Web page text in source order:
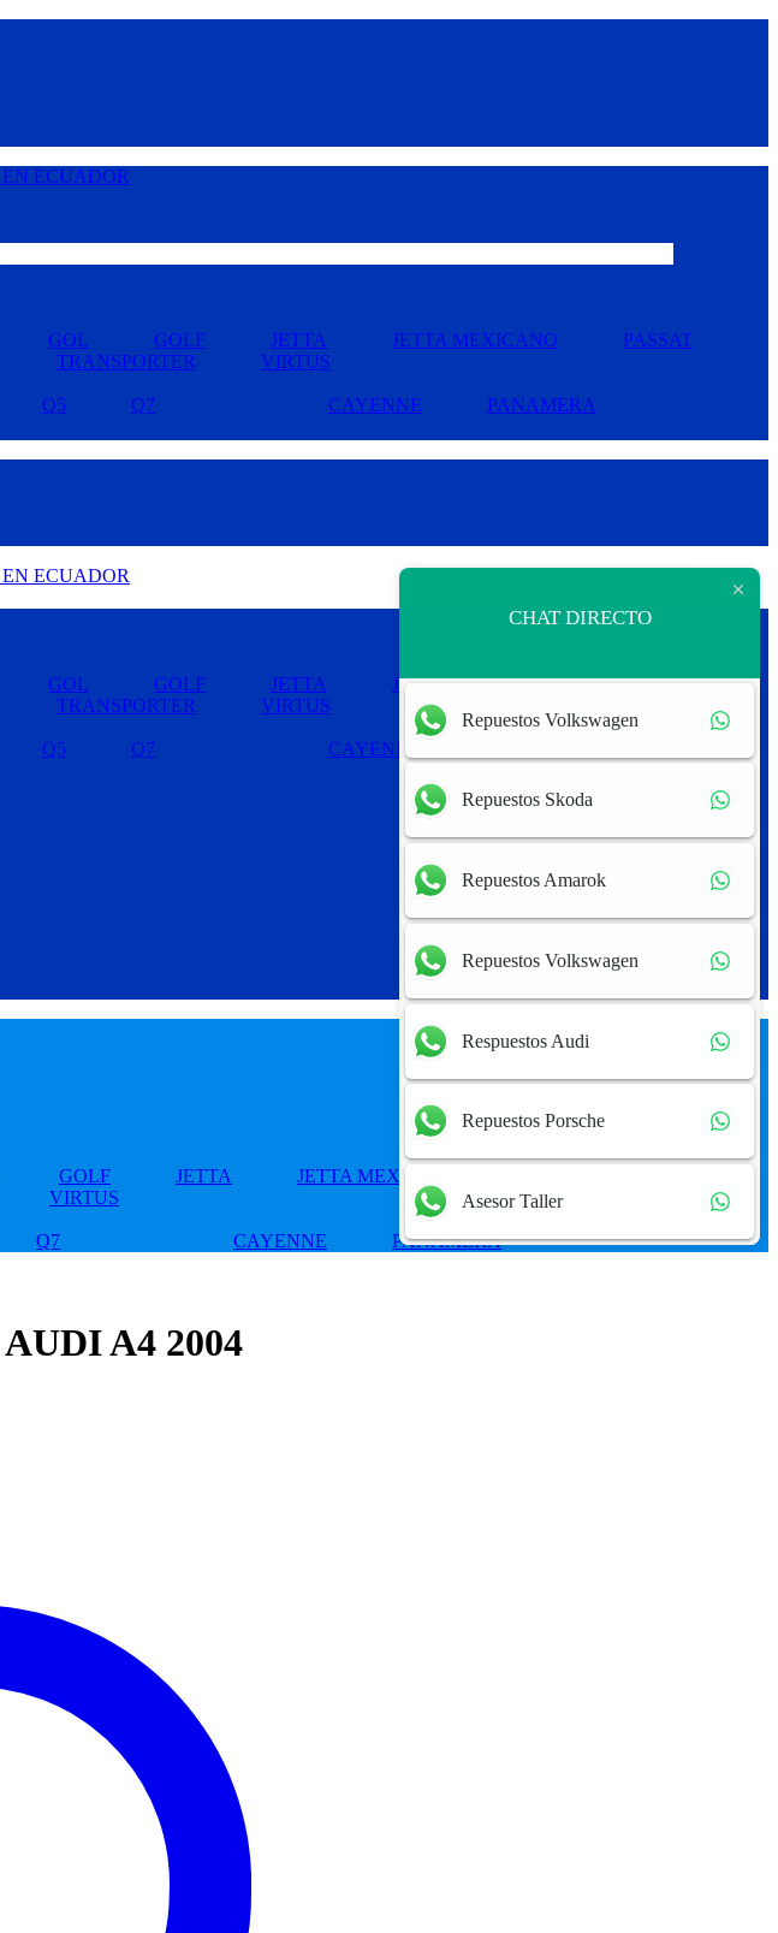
GOL GOLF JETTA JETTA MEXICANO
PASSAT
TRANSPORTER VIRTUS
Q5 Q7 CAYENNE PANAMERA
GOL GOLF JETTA JETTA MEXICANO
PASSAT
TRANSPORTER VIRTUS
Q5 Q7 CAYENNE
GOLF JETTA JETTA MEXICANO
VIRTUS
Q7 CAYENNE
PANAMERA
A4 2004
CHAT DIRECTO
Repuestos Volkswagen
Repuestos Skoda
Repuestos Amarok
Repuestos Volkswagen
Respuestos Audi
Repuestos Porsche
Asesor Taller